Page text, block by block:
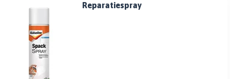
Reparatiespray